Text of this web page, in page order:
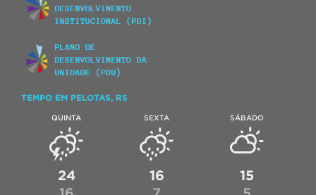
TEMPO EM PELOTAS, RS
QUINTA
24
SEXTA
16
SÁBADO
15